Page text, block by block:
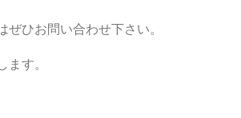
ぜひお問い合わせ下さい。
ます。